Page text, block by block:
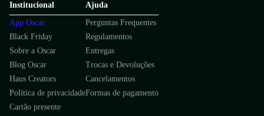
Institucional
App Oscar
Black Friday
Sobre a Oscar
Blog Oscar
Haus Creators
Política de privacidade
Cartão presente
Ajuda
Perguntas Frequentes
Regulamentos
Entregas
Trocas e Devoluções
Cancelamentos
Formas de pagamento